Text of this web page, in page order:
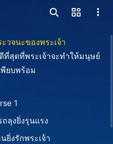
วจนะของพระเจ้า
ที่สุดที่พระเจ้าจะทำให้มนุษย์
ยบพร้อม
1
ลุงยิ่งรุนแรง
ยิ่งรักพระเจ้า